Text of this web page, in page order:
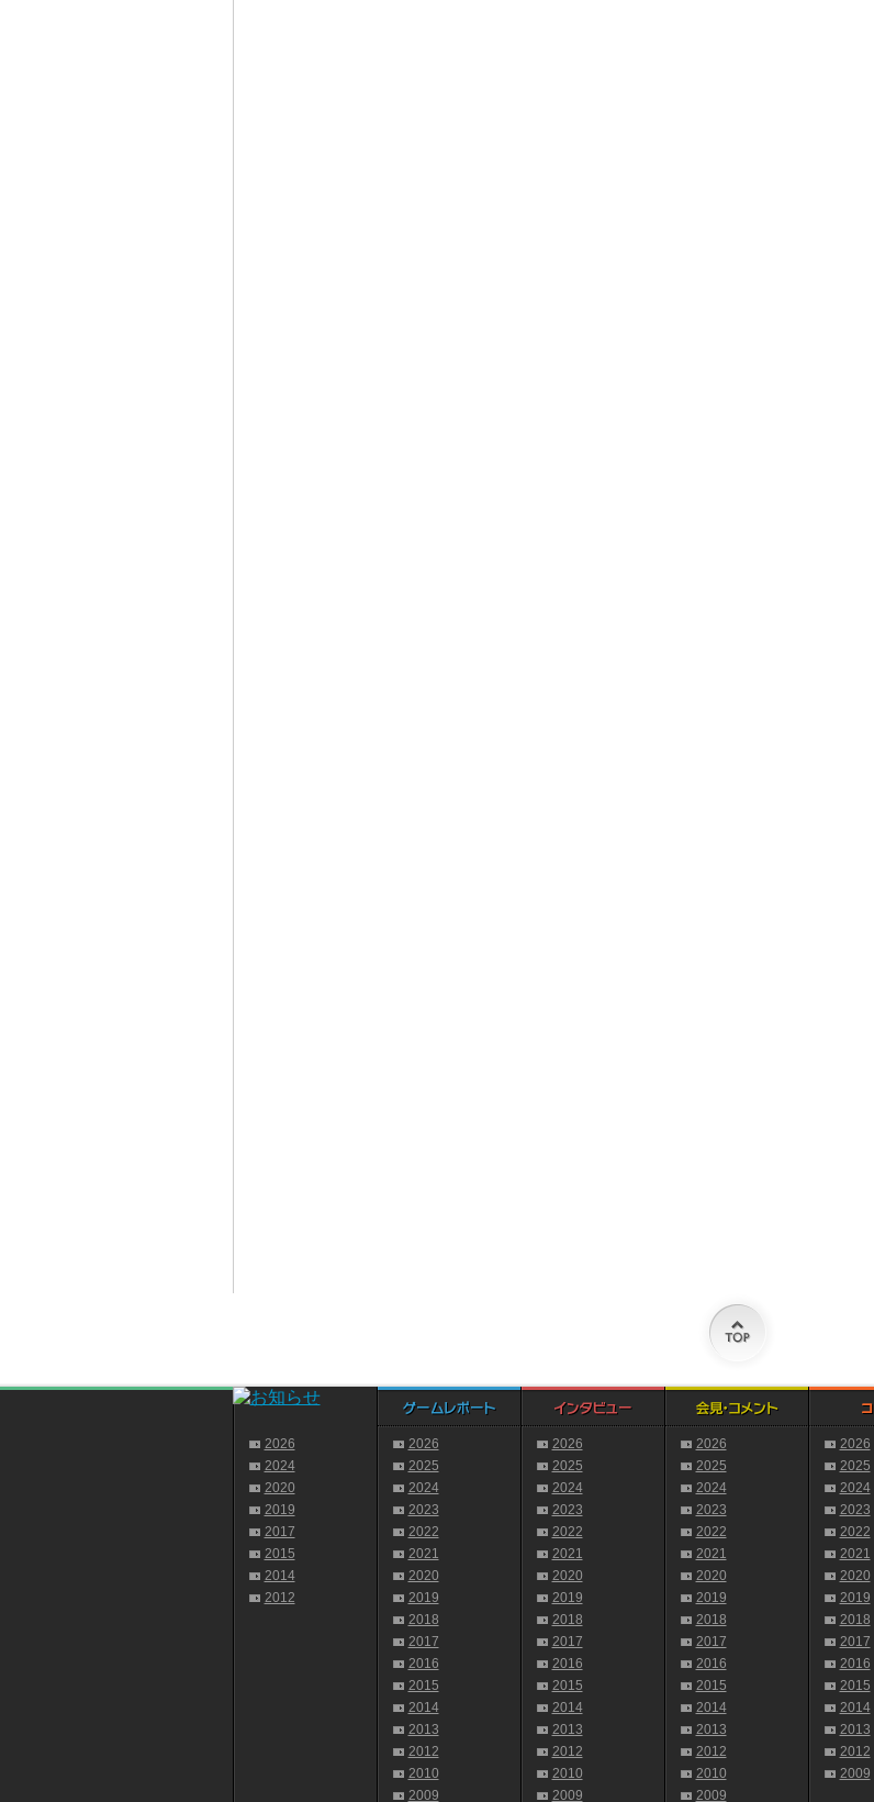
2026
2024
2020
2019
2017
2015
2014
2012
2026
2025
2024
2023
2022
2021
2020
2019
2018
2017
2016
2015
2014
2013
2012
2010
2009
2026
2025
2024
2023
2022
2021
2020
2019
2018
2017
2016
2015
2014
2013
2012
2010
2009
2026
2025
2024
2023
2022
2021
2020
2019
2018
2017
2016
2015
2014
2013
2012
2010
2009
2026
2025
2024
2023
2022
2021
2020
2019
2018
2017
2016
2015
2014
2013
2012
2009